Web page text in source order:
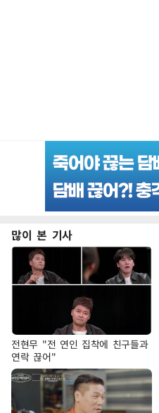
많이 본 기사
전현무 "전 연인 집착에 친구들과
연락 끊어"